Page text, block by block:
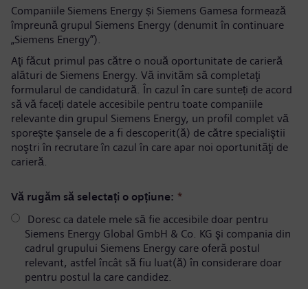
Companiile Siemens Energy și Siemens Gamesa formează
împreună grupul Siemens Energy (denumit în continuare
„Siemens Energy”).
Aţi făcut primul pas către o nouă oportunitate de carieră
alături de Siemens Energy. Vă invităm să completaţi
formularul de candidatură. În cazul în care sunteți de acord
să vă faceți datele accesibile pentru toate companiile
relevante din grupul Siemens Energy, un profil complet vă
sporeşte şansele de a fi descoperit(ă) de către specialiştii
noştri în recrutare în cazul în care apar noi oportunităţi de
carieră.
Vă rugăm să selectați o opțiune: *
Doresc ca datele mele să fie accesibile doar pentru
Siemens Energy Global GmbH & Co. KG şi compania din
cadrul grupului Siemens Energy care oferă postul
relevant, astfel încât să fiu luat(ă) în considerare doar
pentru postul la care candidez.